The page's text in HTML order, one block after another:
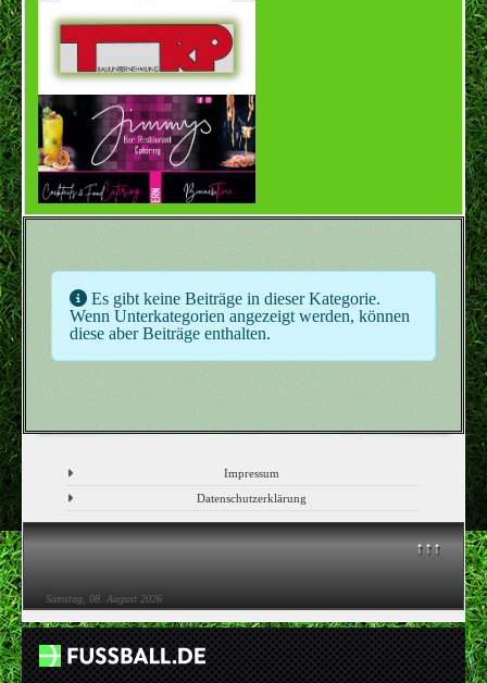
Impressum
Datenschutzerklärung
↑↑↑
Samstag, 08. August 2026
Information
Es gibt keine Beiträge in dieser Kategorie.
Wenn Unterkategorien angezeigt werden, können
diese aber Beiträge enthalten.